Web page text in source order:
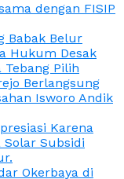
dengan FISIP
Babak Belur
Hukum Desak
Pilih
Berlangsung
Isworo Andik
Karena
Solar Subsidi
Okerbaya di